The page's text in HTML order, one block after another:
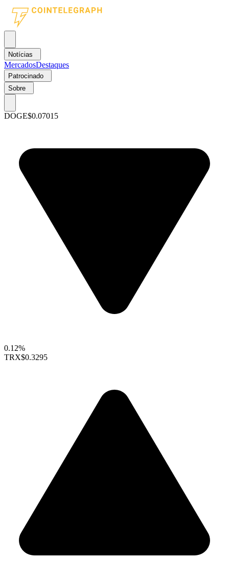
Notícias
MercadosDestaques
Patrocinado
Sobre
DOGE$0.07015
0.12%
TRX$0.3295